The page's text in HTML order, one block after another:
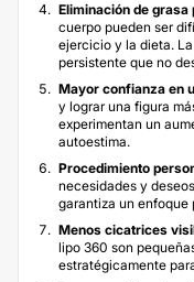
Eliminación de grasa
cuerpo pueden ser
ejercicio y la dieta.
persistente que no
Mayor confianza en
y lograr una figura
experimentan un
autoestima.
Procedimiento
necesidades y
garantiza un enfoque
Menos cicatrices
lipo 360 son
estratégicamente